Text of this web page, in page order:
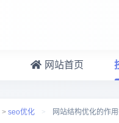
网站首页
> seo优化 > 网站结构优化的作用